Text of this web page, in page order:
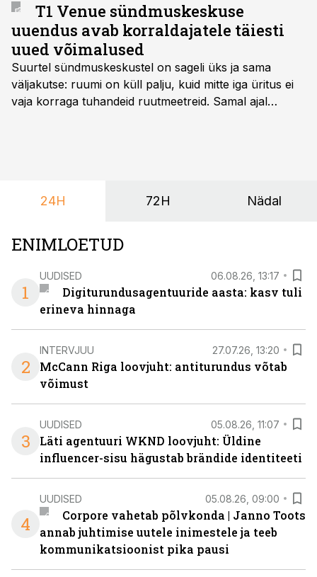
T1 Venue sündmuskeskuse
uuendus avab korraldajatele täiesti
uued võimalused
Suurtel sündmuskeskustel on sageli üks ja sama
väljakutse: ruumi on küll palju, kuid mitte iga üritus ei
vaja korraga tuhandeid ruutmeetreid. Samal ajal
nendele vajadustele vastanud uuendusega, mis pakub
24H 72H Nädal
ENIMLOETUD
1
UUDISED 06.08.26, 13:17
Digiturundusagentuuride aasta: kasv tuli
erineva hinnaga
2
INTERVJUU 27.07.26, 13:20
McCann Riga loovjuht: antiturundus võtab
võimust
3
UUDISED 05.08.26, 11:07
Läti agentuuri WKND loovjuht: Üldine
influencer-sisu hägustab brändide identiteeti
4
UUDISED 05.08.26, 09:00
Corpore vahetab põlvkonda | Janno Toots
annab juhtimise uutele inimestele ja teeb
kommunikatsioonist pika pausi